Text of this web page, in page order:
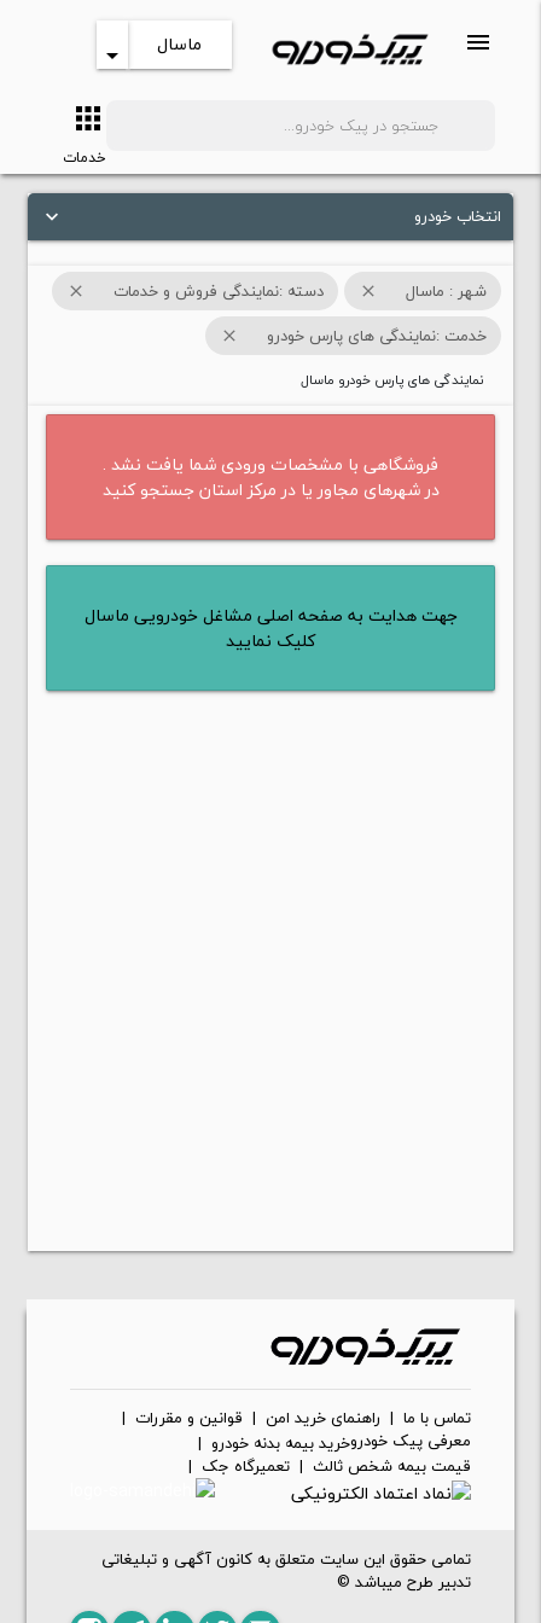
menu ماسال arrow_drop_down
apps
خدمات
keyboard_arrow_down انتخاب خودرو
شهر : ماسال close دسته :نمایندگی فروش و خدمات close
خدمت :نمایندگی های پارس خودرو close
نمایندگی های پارس خودرو ماسال
فروشگاهی با مشخصات ورودی شما یافت نشد .
در شهرهای مجاور یا در مرکز استان جستجو کنید
جهت هدایت به صفحه اصلی مشاغل خودرویی ماسال
کلیک نمایید
تماس با ما| راهنمای خرید امن| قوانین و مقررات|
معرفی پیک خودروخرید بیمه بدنه خودرو|
قیمت بیمه شخص ثالث| تعمیرگاه جک |
تمامی حقوق این سایت متعلق به کانون آگهی و تبلیغاتی
تدبیر طرح میباشد ©